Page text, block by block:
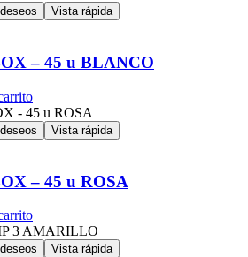
Vista rápida
– 45 u BLANCO
Vista rápida
– 45 u ROSA
Vista rápida